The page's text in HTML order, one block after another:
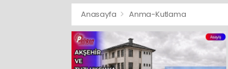
Anasayfa Anma-Kutlama